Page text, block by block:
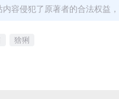
容侵犯了原著者的合法权益
猞猁